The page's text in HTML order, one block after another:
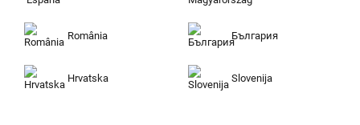
România България
Hrvatska Slovenija